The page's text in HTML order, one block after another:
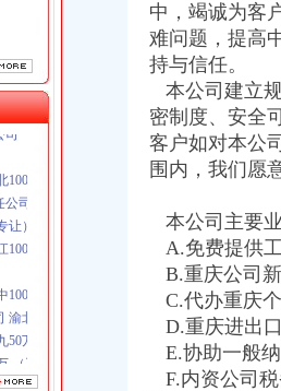
50万 （工商注册）
（工商注册）
司
万 (进出口权)
司 渝九1000万 （增资）
）
万 （工商注册）
万 （进出口权）
北100万 （进出口权）
万 （工商注册）
（工商注册）
司
中，竭诚为客
难问题，提高
持与信任。
本公司建立
密制度、安全
客户如对本公
围内，我们愿
本公司主要
A.免费提供
B.重庆公司
C.代办重庆
D.重庆进出
E.协助一般
F.内资公司